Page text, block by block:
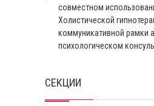
совместном
Холистической
коммуникативной рамки
психологическом
СЕКЦИИ